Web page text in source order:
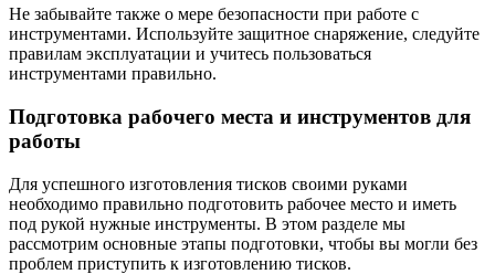
Не забывайте также о мере безопасности при работе с
инструментами. Используйте защитное снаряжение, следуйте
правилам эксплуатации и учитесь пользоваться
инструментами правильно.
Подготовка рабочего места и инструментов для
работы
Для успешного изготовления тисков своими руками
необходимо правильно подготовить рабочее место и иметь
под рукой нужные инструменты. В этом разделе мы
рассмотрим основные этапы подготовки, чтобы вы могли без
проблем приступить к изготовлению тисков.